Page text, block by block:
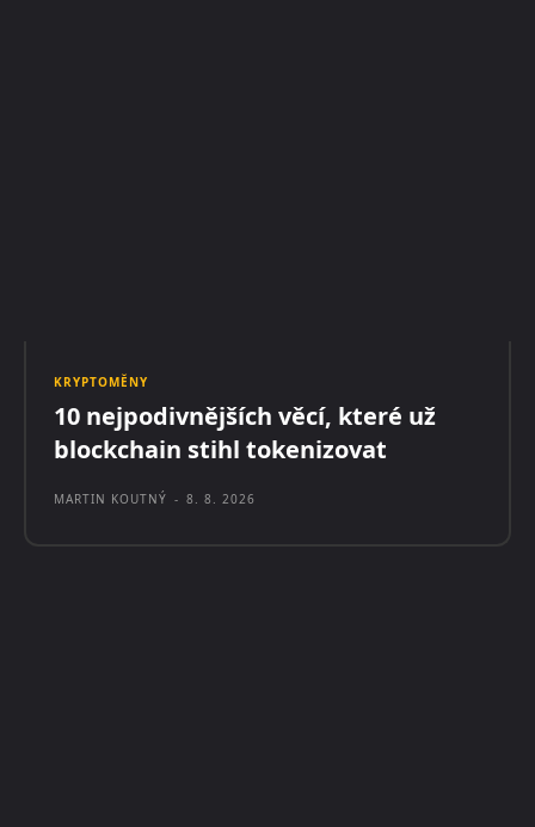
KRYPTOMĚNY
10 nejpodivnějších věcí, které už
blockchain stihl tokenizovat
MARTIN KOUTNÝ - 8. 8. 2026